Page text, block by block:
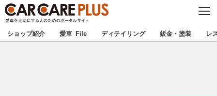
C
S
E
★カーケアプラス認定★ 厳選プロショップを地域から探す
ショップ紹介 愛車 File ディテイリング 鈑金・塗装 レ